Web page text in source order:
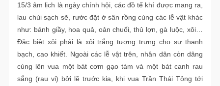
15/3 âm lịch là ngày chính hội, các đồ tế khí được mang ra,
lau chùi sạch sẽ, rước đặt ở sân rồng cùng các lễ vật khác
như: bánh giầy, hoa quả, oản chuối, thủ lợn, gà luộc, xôi…
Đặc biệt xôi phải là xôi trắng tượng trưng cho sự thanh
bạch, cao khiết. Ngoài các lễ vật trên, nhân dân còn dâng
cúng lên vua một bát cơm gạo tám và một bát canh rau
sắng (rau vi) bởi lẽ trước kia, khi vua Trần Thái Tông tới